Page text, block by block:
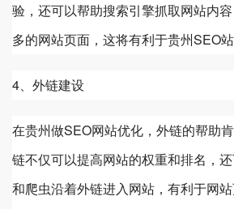
验，还可以帮助搜索引擎抓取网站内
多的网站页面，这将有利于贵州SEO
4、外链建设
在贵州做SEO网站优化，外链的帮助
链不仅可以提高网站的权重和排名，
和爬虫沿着外链进入网站，有利于网